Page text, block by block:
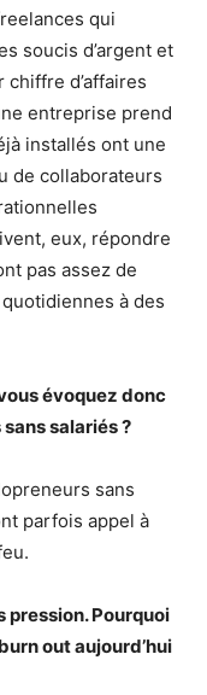
qui
soucis d’argent et
d’affaires
entreprise prend
installés ont une
de collaborateurs
eux, répondre
pas assez de
à des
évoquez donc
salariés ?
sans
parfois appel à
pression. Pourquoi
out aujourd’hui